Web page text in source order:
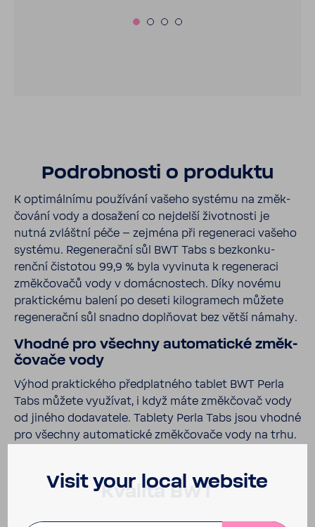
Podrob­nosti o produktu
K opti­mál­nímu použí­vání vašeho systému na změk­
čo­vání vody a dosa­žení co nejdelší život­nosti je
nutná zvláštní péče – zejména při rege­ne­raci vašeho
systému. Rege­ne­rační sůl BWT Tabs s bezkon­ku­
renční čistotou 99,9 % byla vyvi­nuta k rege­ne­raci
změk­čo­vačů vody v domác­nos­tech. Díky novému
prak­tic­kému balení po deseti kilo­gra­mech můžete
rege­ne­rační sůl snadno dopl­ňovat bez větší námahy.
Vhodné pro všechny auto­ma­tické změk­
čo­vače vody
Výhod prak­tic­kého před­plat­ného tablet BWT Perla
Tabs můžete využívat, i když máte změk­čovač vody
od jiného doda­va­tele. Tablety Perla Tabs jsou vhodné
pro všechny auto­ma­tické změk­čo­vače vody na trhu.
Kvalita BWT
Visit your local website